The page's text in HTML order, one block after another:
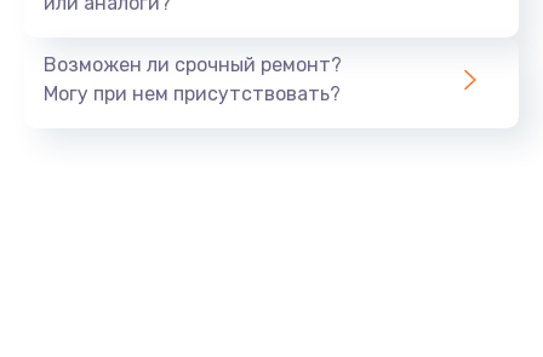
550 руб.
Возможен ли срочный ремонт?
Могу при нем присутствовать?